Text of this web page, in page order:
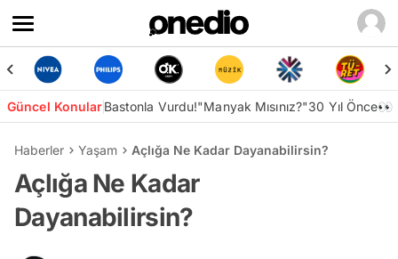
Güncel KonularBastonla Vurdu!"Manyak Mısınız?"30 Yıl Önce👀
Haberler Yaşam Açlığa Ne Kadar Dayanabilirsin?
Açlığa Ne Kadar
Dayanabilirsin?